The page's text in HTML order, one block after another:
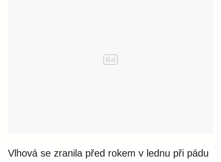
Vlhová se zranila před rokem v lednu při pádu